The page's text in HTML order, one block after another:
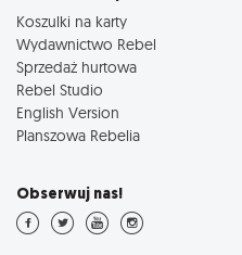
Koszulki na karty
Wydawnictwo Rebel
Sprzedaż hurtowa
Rebel Studio
English Version
Planszowa Rebelia
Obserwuj nas!